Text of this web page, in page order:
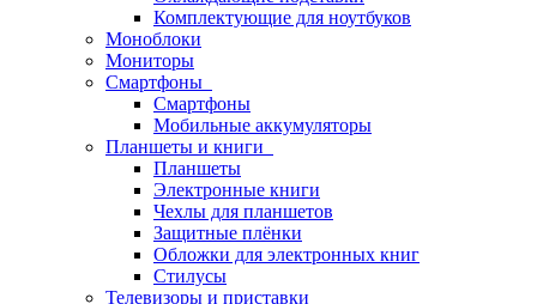
Комплектующие для ноутбуков
Моноблоки
Мониторы
Смартфоны
Смартфоны
Мобильные аккумуляторы
Планшеты и книги
Планшеты
Электронные книги
Чехлы для планшетов
Защитные плёнки
Обложки для электронных книг
Стилусы
Телевизоры и приставки